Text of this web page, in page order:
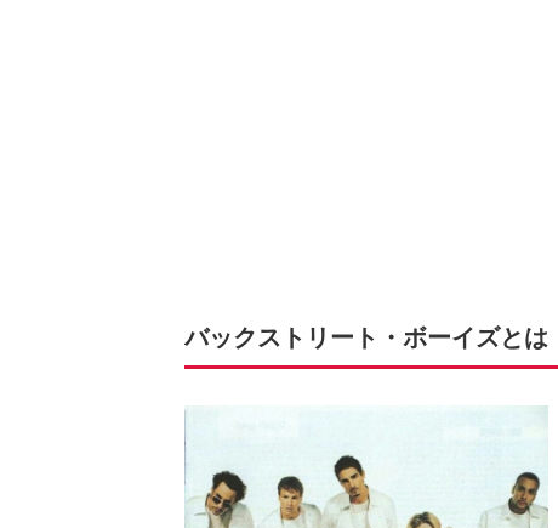
バックストリート・ボーイズとは